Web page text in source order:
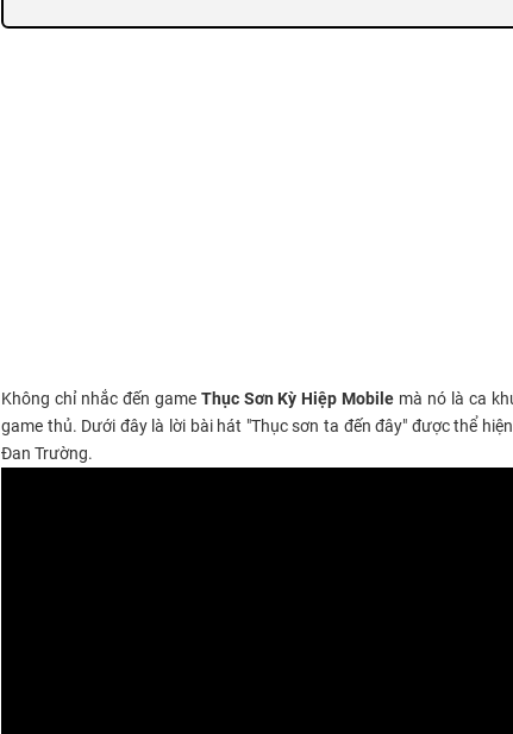
Không chỉ nhắc đến game Thục Sơn Kỳ Hiệp Mobile mà nó là ca
game thủ. Dưới đây là lời bài hát "Thục sơn ta đến đây" được thể
Đan Trường.